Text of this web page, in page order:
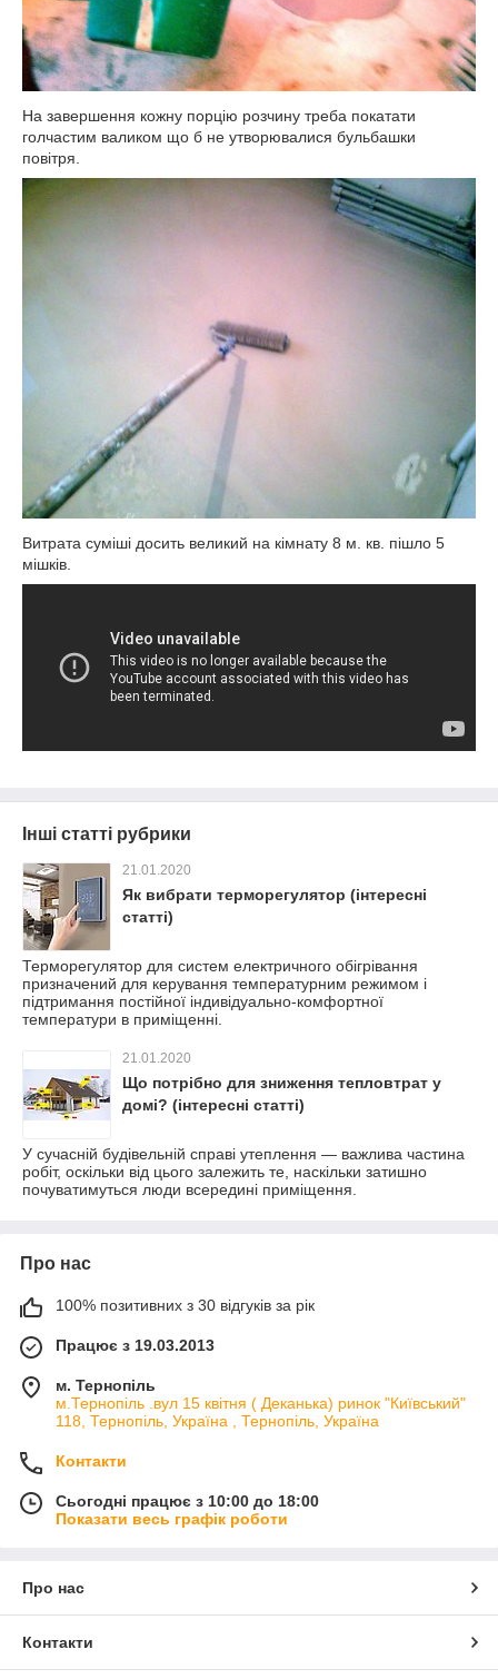
На завершення кожну порцію розчину треба покатати
голчастим валиком що б не утворювалися бульбашки
повітря.
Витрата суміші досить великий на кімнату 8 м. кв. пішло 5
мішків.
Інші статті рубрики
21.01.2020
Як вибрати терморегулятор (інтересні
статті)
Терморегулятор для систем електричного обігрівання
призначений для керування температурним режимом і
підтримання постійної індивідуально-комфортної
температури в приміщенні.
21.01.2020
Що потрібно для зниження тепловтрат у
домі? (інтересні статті)
У сучасній будівельній справі утеплення — важлива частина
робіт, оскільки від цього залежить те, наскільки затишно
почуватимуться люди всередині приміщення.
Про нас
100% позитивних з 30 відгуків за рік
Працює з 19.03.2013
м. Тернопіль
м.Тернопіль .вул 15 квітня ( Деканька) ринок "Київський"
118, Тернопіль, Україна , Тернопіль, Україна
Контакти
Сьогодні працює з 10:00 до 18:00
Показати весь графік роботи
Про нас
Контакти